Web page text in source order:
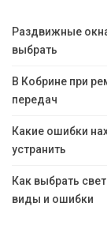
Раздвижные
выбрать
В Кобрине при
передач
Какие ошибки
устранить
Как выбрать
виды и ошибки